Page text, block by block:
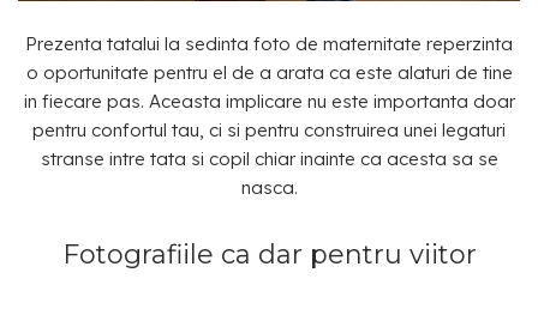
Prezenta tatalui la sedinta foto de maternitate reperzinta
o oportunitate pentru el de a arata ca este alaturi de tine
in fiecare pas. Aceasta implicare nu este importanta doar
pentru confortul tau, ci si pentru construirea unei legaturi
stranse intre tata si copil chiar inainte ca acesta sa se
nasca.
Fotografiile ca dar pentru viitor